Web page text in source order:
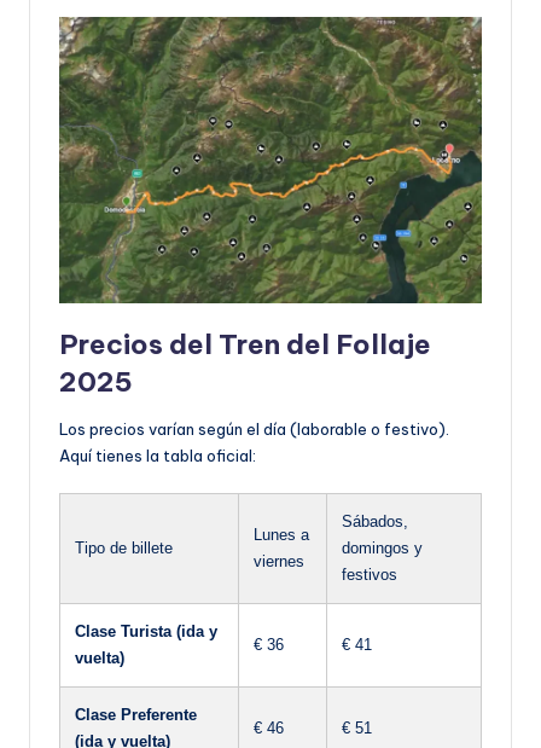
Precios del Tren del Follaje
2025
Los precios varían según el día (laborable o festivo).
Aquí tienes la tabla oficial:
Tipo de billete
Lunes a
viernes
Sábados,
domingos y
festivos
Clase Turista (ida y
vuelta)
€ 36 € 41
Clase Preferente
(ida y vuelta)
€ 46 € 51